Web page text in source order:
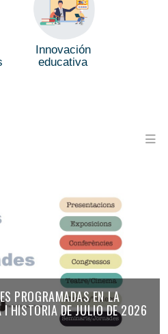
Innovación
educativa
PROGRAMADAS EN LA
I HISTORIA DE JULIO DE 2026